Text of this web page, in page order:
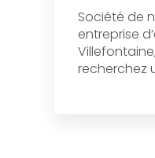
Société de
entreprise
recherchez